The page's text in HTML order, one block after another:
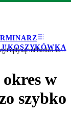
KOSZYKÓWKA
Szewczyk: Ośmioletni okres w Legii upłynął mi bardzo szybko
w
szybko